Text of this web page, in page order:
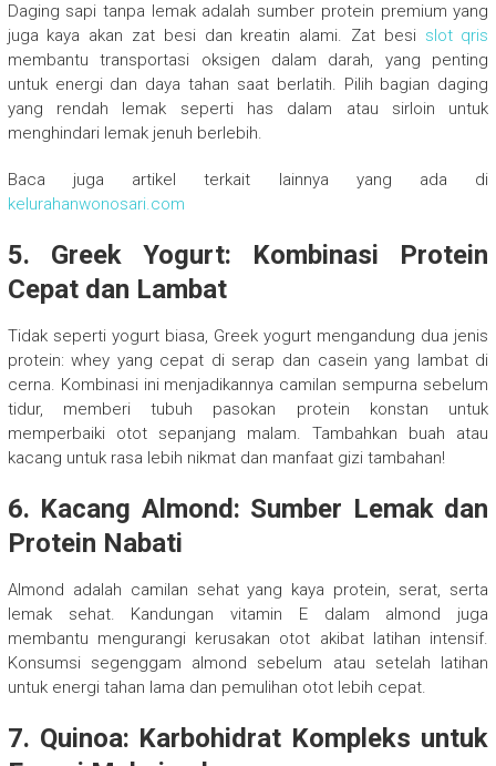
Daging sapi tanpa lemak adalah sumber protein premium yang
juga kaya akan zat besi dan kreatin alami. Zat besi slot qris
membantu transportasi oksigen dalam darah, yang penting
untuk energi dan daya tahan saat berlatih. Pilih bagian daging
yang rendah lemak seperti has dalam atau sirloin untuk
menghindari lemak jenuh berlebih.
Baca juga artikel terkait lainnya yang ada di
kelurahanwonosari.com
5. Greek Yogurt: Kombinasi Protein
Cepat dan Lambat
Tidak seperti yogurt biasa, Greek yogurt mengandung dua jenis
protein: whey yang cepat di serap dan casein yang lambat di
cerna. Kombinasi ini menjadikannya camilan sempurna sebelum
tidur, memberi tubuh pasokan protein konstan untuk
memperbaiki otot sepanjang malam. Tambahkan buah atau
kacang untuk rasa lebih nikmat dan manfaat gizi tambahan!
6. Kacang Almond: Sumber Lemak dan
Protein Nabati
Almond adalah camilan sehat yang kaya protein, serat, serta
lemak sehat. Kandungan vitamin E dalam almond juga
membantu mengurangi kerusakan otot akibat latihan intensif.
Konsumsi segenggam almond sebelum atau setelah latihan
untuk energi tahan lama dan pemulihan otot lebih cepat.
7. Quinoa: Karbohidrat Kompleks untuk